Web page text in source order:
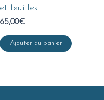
et feuilles
65,00€
Ajouter au panier